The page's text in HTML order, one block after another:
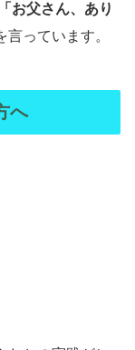
「お父さん、あり
言っています。
へ